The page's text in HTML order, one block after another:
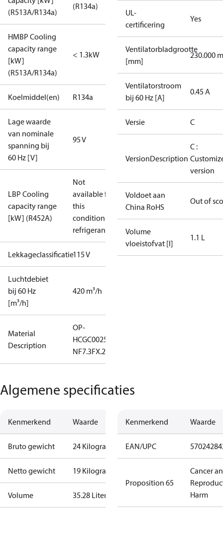
(R513A/R134a)
(R134a)
HMBP Cooling
capacity range
[kW]
(R513A/R134a)
< 1.3kW
Koelmiddel(en) R134a
Lage waarde
van nominale
spanning bij
60 Hz [V]
95 V
LBP Cooling
capacity range
[kW] (R452A)
Not
available for
this
condition /
refrigerant
Lekkageclassificatie115 V
Luchtdebiet
bij 60 Hz
[m³/h]
420 m³/h
Material
Description
OP-
HCGC0025RC0061B
NF7.3FX.2
UL-
certificering
Yes
Ventilatorbladgrootte
[mm]
230.000
Ventilatorstroom
bij 60 Hz [A]
0.45 A
Versie C
VersionDescription
C :
version
Voldoet aan
China RoHS
Out of
Volume
vloeistofvat [l]
1.1 L
Algemene specificaties
Kenmerkend Waarde
Bruto gewicht 24 Kilogram
Netto gewicht 19 Kilogram
Volume 35.28 Liter
Kenmerkend Waarde
EAN/UPC
Proposition 65
Cancer
Harm